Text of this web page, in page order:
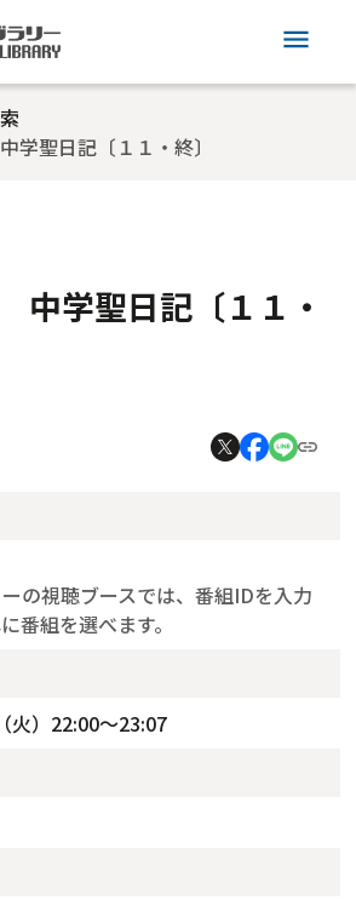
menu
聖日記〔１１・終〕
学聖日記〔１１・
の視聴ブースでは、番組IDを入力
番組を選べます。
火）22:00～23:07